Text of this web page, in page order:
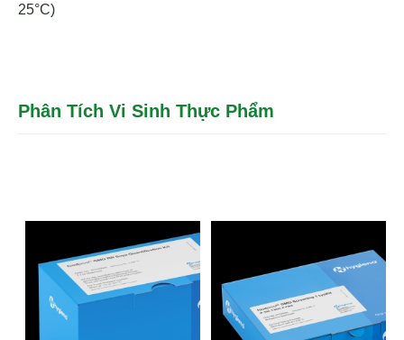
25°C)
Phân Tích Vi Sinh Thực Phẩm